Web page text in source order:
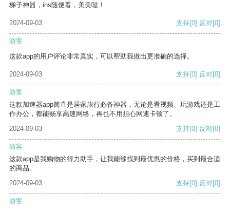
梯子神器，ins随便看，美美哒！
2024-09-03 支持[0] 反对[0]
游客
这款app的用户评论非常真实，可以帮助我做出更准确的选择。
2024-09-03 支持[0] 反对[0]
游客
这款加速器app简直是居家旅行必备神器，无论是看视频、玩游戏还是工
作办公，都能畅享高速网络，再也不用担心网速卡顿了。
2024-09-03
支持[0] 反对[0]
游客
这款app是我购物的得力助手，让我能够找到最优惠的价格，买到最合适
的商品。
2024-09-03
支持[0] 反对[0]
游客